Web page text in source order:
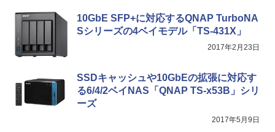
10GbE SFP+に対応するQNAP TurboNA
Sシリーズの4ベイモデル「TS-431X」
2017年2月23日
SSDキャッシュや10GbEの拡張に対応す
る6/4/2ベイNAS「QNAP TS-x53B」シリ
ーズ
2017年5月9日